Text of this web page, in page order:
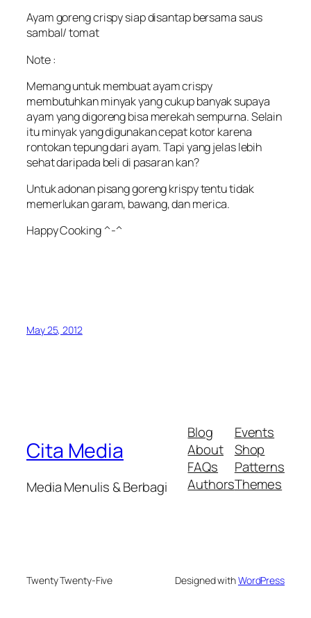
Ayam goreng crispy siap disantap bersama saus
sambal/ tomat
Note :
Memang untuk membuat ayam crispy
membutuhkan minyak yang cukup banyak supaya
ayam yang digoreng bisa merekah sempurna. Selain
itu minyak yang digunakan cepat kotor karena
rontokan tepung dari ayam. Tapi yang jelas lebih
sehat daripada beli di pasaran kan?
Untuk adonan pisang goreng krispy tentu tidak
memerlukan garam, bawang, dan merica.
Happy Cooking ^-^
May 25, 2012
Cita Media
Media Menulis & Berbagi
Blog
About
FAQs
Authors
Events
Shop
Patterns
Themes
Twenty Twenty-Five Designed withWordPress